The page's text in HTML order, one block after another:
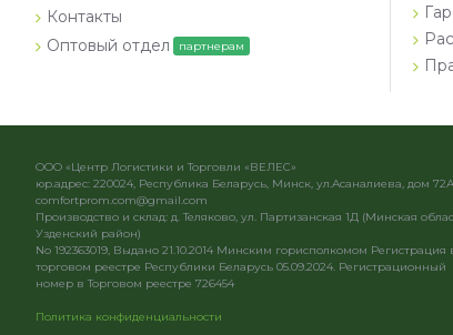
Контакты
Оптовый отдел
партнерам
ООО «Центр Логистики и Торговли «ВЕЛЕС»
юр.адрес: 220024, Республика Беларусь, Минск, ул.Асаналиева, дом
comfortprom.com@gmail.com
Производство и склад: д. Теляково, ул. Партизанская 1Д (Минская
Узденский район)
No 192363019, Выдано 21.10.2014 Минским горисполкомом Регистрация
торговом реестре Республики Беларусь 05.09.2024. Регистрационный
номер в Торговом реестре 726454
Политика конфиденциальности